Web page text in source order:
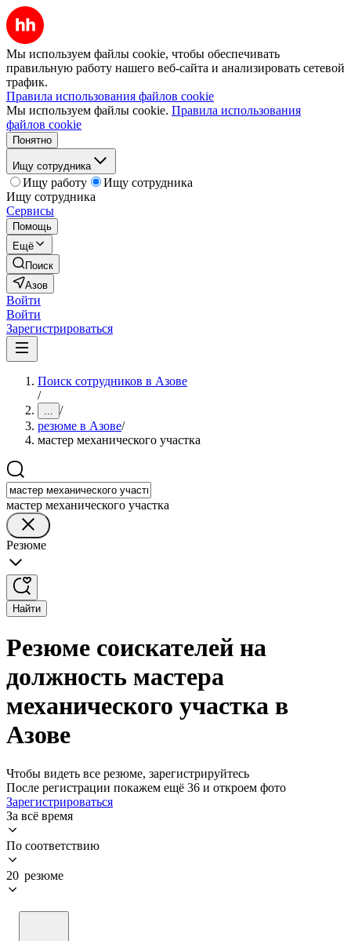
Мы используем файлы cookie, чтобы обеспечивать
правильную работу нашего веб-сайта и анализировать сетевой
трафик.
Правила использования файлов cookie
Мы используем файлы cookie. Правила использования
файлов cookie
Понятно
Ищу сотрудника
Ищу работу
Ищу сотрудника
Ищу сотрудника
Сервисы
Помощь
Ещё
Поиск
Азов
Войти
Войти
Зарегистрироваться
Поиск сотрудников в Азове
/
... /
резюме в Азове/
мастер механического участка
мастер механического участка
Резюме
Найти
Резюме соискателей на
должность мастера
механического участка в
Азове
Чтобы видеть все резюме, зарегистрируйтесь
После регистрации покажем ещё 36 и откроем фото
Зарегистрироваться
За всё время
По соответствию
20 резюме